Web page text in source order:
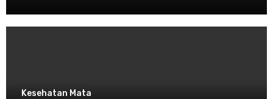
Kesehatan Mata